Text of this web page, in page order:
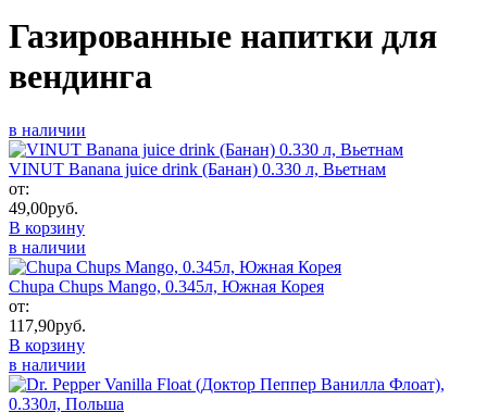
Газированные напитки для
вендинга
в наличии
VINUT Banana juiсe drink (Банан) 0.330 л, Вьетнам
от:
49,00руб.
В корзину
в наличии
Chupa Chups Mango, 0.345л, Южная Корея
от:
117,90руб.
В корзину
в наличии